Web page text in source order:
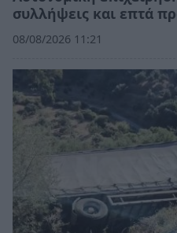
συλλήψεις και επτά
08/08/2026 11:21